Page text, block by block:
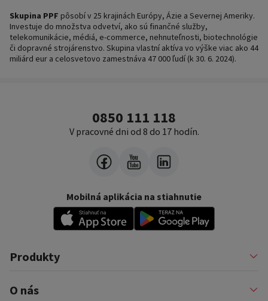
Skupina PPF pôsobí v 25 krajinách Európy, Ázie a Severnej Ameriky.
Investuje do množstva odvetví, ako sú finančné služby,
telekomunikácie, médiá, e-commerce, nehnuteľnosti, biotechnológie
či dopravné strojárenstvo. Skupina vlastní aktíva vo výške viac ako 44
miliárd eur a celosvetovo zamestnáva 47 000 ľudí (k 30. 6. 2024).
0850 111 118
V pracovné dni od 8 do 17 hodín.
Mobilná aplikácia na stiahnutie
Produkty
Pôžičky
Financovanie podnikateľov
O nás